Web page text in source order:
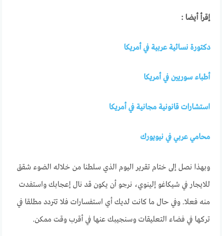
إقرأ أيضا :
دكتورة نسائية عربية في أمريكا
أطباء سوريين في أمريكا
استشارات قانونية مجانية في أمريكا
محامي عربي في نيويورك
وبهذا نصل إلى ختام تقرير اليوم الذي سلطنا من خلاله الضوء شقق
للايجار في شيكاغو إلينوي، نرجو أن يكون قد نال إعجابك واستفدت
منه فعلا. وفي حال ما كانت لديك أي استفسارات فلا تتردد مطلقا في
تركها في فضاء التعليقات وسنجيبك عنها في أقرب وقت ممكن.